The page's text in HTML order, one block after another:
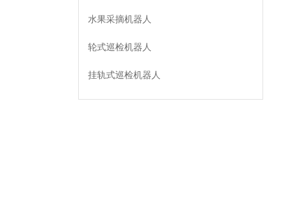
水果采摘机器人
轮式巡检机器人
挂轨式巡检机器人